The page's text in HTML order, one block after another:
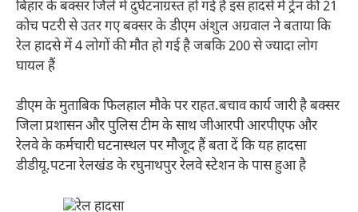
बिहार के बक्सर जिले में दुर्घटनाग्रस्त हो गई है इस हादसे में ट्रेन की 21
कोच पटरी से उतर गए बक्सर के डीएम अंशुल अग्रवाल ने बताया कि
रेल हादसे में 4 लोगों की मौत हो गई है जबकि 200 से ज्यादा लोग
घायल हैं
डीएम के मुताबिक फिलहाल मौके पर राहत.बचाव कार्य जारी है बक्सर
जिला प्रशासन और पुलिस टीम के साथ जीआरपी आरपीएफ और
रेलवे के कर्मचारी घटनास्थल पर मौजूद हैं बता दें कि यह हादसा
डीडीयू.पटना रेलखंड के रघुनाथपुर रेलवे स्टेशन के पास हुआ है